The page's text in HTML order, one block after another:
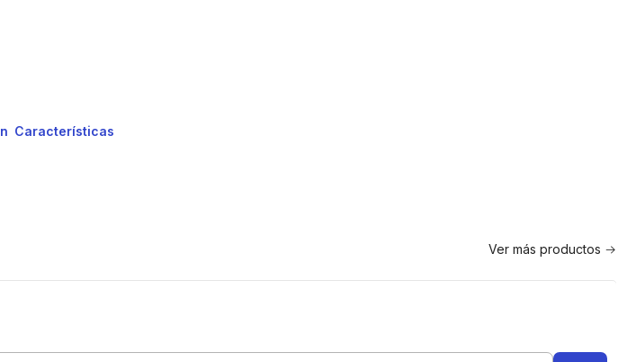
Características
Ver más productos